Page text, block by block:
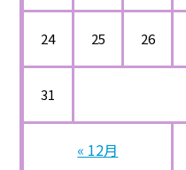
« 12月
24 25 26
31